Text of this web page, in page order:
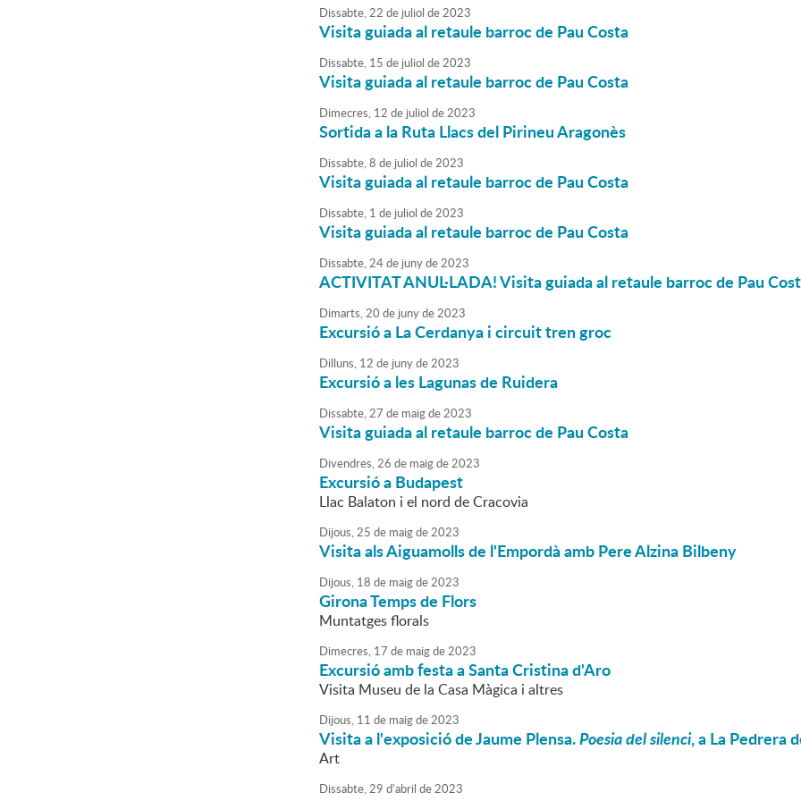
Dissabte,22 de juliol de2023
Visita guiada al retaule barroc de Pau Costa
Dissabte, 15 de juliol de2023
Visita guiada al retaule barroc de Pau Costa
Dimecres, 12 de juliol de2023
Sortida a la Ruta Llacs del Pirineu Aragonès
Dissabte,8 de juliol de2023
Visita guiada al retaule barroc de Pau Costa
Dissabte, 1 de juliol de2023
Visita guiada al retaule barroc de Pau Costa
Dissabte,24de junyde2023
ACTIVITAT ANUL·LADA! Visita guiada al retaule barroc de Pau
Dimarts,20 de junyde2023
Excursió a La Cerdanya i circuit tren groc
Dilluns, 12 de junyde2023
Excursió a les Lagunas de Ruidera
Dissabte,27 de maigde2023
Visita guiada al retaule barroc de Pau Costa
Divendres,26 de maigde2023
Excursió a Budapest
Llac Balaton i el nord de Cracovia
Dijous,25 de maigde2023
Visita als Aiguamolls de l'Empordà amb Pere Alzina Bilbeny
Dijous, 18 de maigde2023
Girona Temps de Flors
Muntatges florals
Dimecres, 17 de maigde2023
Excursió amb festa a Santa Cristina d'Aro
Visita Museu de la Casa Màgica i altres
Dijous, 11 de maigde2023
Visita a l'exposició de Jaume Plensa.Poesia del silenci, a La Pedrera
Art
Dissabte,29 d'abril de2023